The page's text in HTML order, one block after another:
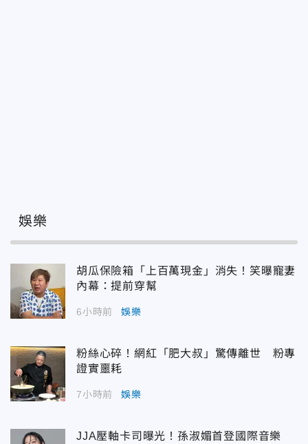
娛樂
胡瓜保險箱「上百萬現金」消失！笑曝寵妻
內幕：提前穿幫
6小時前 娛樂
粉絲心碎！網紅「肥大叔」驚傳離世 粉專
證實噩耗
7小時前 娛樂
JJA壓軸卡司曝光！孫淑媚首登國際音樂